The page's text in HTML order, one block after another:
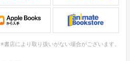
※書店により取り扱いがない場合がございます。